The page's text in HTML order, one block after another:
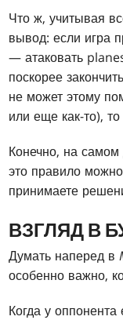
Что ж, учитывая
вывод: если игра
— атаковать
поскорее
не может этому
или еще как-то),
Конечно, на
это правило
принимаете
ВЗГЛЯД В
Думать наперед в
особенно важно,
Когда у